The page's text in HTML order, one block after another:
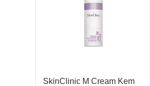
SkinClinic M Cream Kem